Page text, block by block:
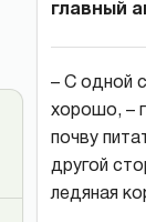
главный
– С одной
хорошо, –
почву
другой
ледяная